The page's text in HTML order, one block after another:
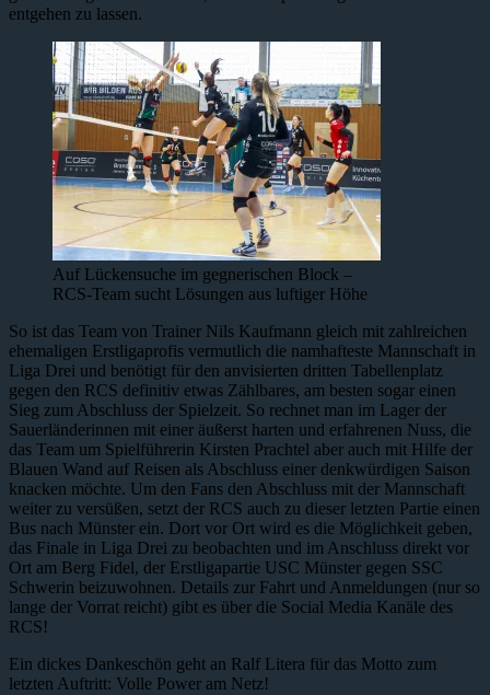
entgehen zu lassen.
Auf Lückensuche im gegnerischen Block –
RCS-Team sucht Lösungen aus luftiger Höhe
So ist das Team von Trainer Nils Kaufmann gleich mit zahlreichen
ehemaligen Erstligaprofis vermutlich die namhafteste Mannschaft in
Liga Drei und benötigt für den anvisierten dritten Tabellenplatz
gegen den RCS definitiv etwas Zählbares, am besten sogar einen
Sieg zum Abschluss der Spielzeit. So rechnet man im Lager der
Sauerländerinnen mit einer äußerst harten und erfahrenen Nuss, die
das Team um Spielführerin Kirsten Prachtel aber auch mit Hilfe der
Blauen Wand auf Reisen als Abschluss einer denkwürdigen Saison
knacken möchte. Um den Fans den Abschluss mit der Mannschaft
weiter zu versüßen, setzt der RCS auch zu dieser letzten Partie einen
Bus nach Münster ein. Dort vor Ort wird es die Möglichkeit geben,
das Finale in Liga Drei zu beobachten und im Anschluss direkt vor
Ort am Berg Fidel, der Erstligapartie USC Münster gegen SSC
Schwerin beizuwohnen. Details zur Fahrt und Anmeldungen (nur so
lange der Vorrat reicht) gibt es über die Social Media Kanäle des
RCS!
Ein dickes Dankeschön geht an Ralf Litera für das Motto zum
letzten Auftritt: Volle Power am Netz!